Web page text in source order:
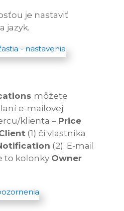
je nastaviť
jazyk.
môžete
e-mailovej
klienta – Price
(1) či vlastníka
(2). E-mail
to kolonky Owner